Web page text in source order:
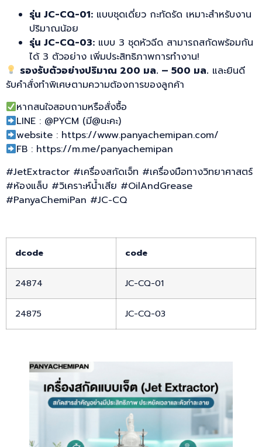
รุ่น JC-CQ-01: แบบชุดเดี่ยว กะทัดรัด เหมาะสำหรับงาน
ปริมาณน้อย
รุ่น JC-CQ-03: แบบ 3 ชุดหัวฉีด สามารถสกัดพร้อมกัน
ได้ 3 ตัวอย่าง เพิ่มประสิทธิภาพการทำงาน!
รองรับตัวอย่างปริมาณ 200 มล. – 500 มล. และยินดี
รับคำสั่งทำพิเศษตามความต้องการของลูกค้า
หากสนใจสอบถามหรือสั่งซื้อ
LINE : @PYCM (มี@นะคะ)
website : https://www.panyachemipan.com/
FB : https://m.me/panyachemipan
#JetExtractor #เครื่องสกัดเจ็ท #เครื่องมือทางวิทยาศาสตร์
#ห้องแล็บ #วิเคราะห์น้ำเสีย #OilAndGrease
#PanyaChemiPan #JC-CQ
dcode code
24874 JC-CQ-01
24875 JC-CQ-03